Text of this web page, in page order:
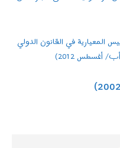
المعيارية في القانون الدولي
أغسطس 2012)